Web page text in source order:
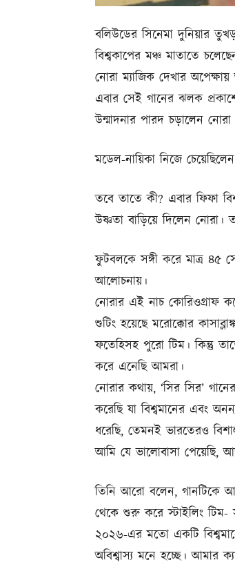
বলিউডের সিনেমা দুনিয়ার
বিশ্বকাপের মঞ্চ মাতাতে
নোরা ম্যাজিক দেখার অপেক্ষায়
এবার সেই গানের ঝলক
উন্মাদনার পারদ চড়ালেন নোরা
মডেল-নায়িকা নিজে
তবে তাতে কী? এবার ফিফা
উষ্ণতা বাড়িয়ে দিলেন
ফুটবলকে সঙ্গী করে মাত্র ৪৫
আলোচনায়।
নোরার এই নাচ কোরিওগ্রাফ
শুটিং হয়েছে মরোক্কোর
ফতেহিসহ পুরো টিম। কিন্তু
করে এনেছি আমরা।
নোরার কথায়, ‘সির সির’
করেছি যা বিশ্বমানের এবং
ধরেছি, তেমনই ভারতেরও
আমি যে ভালোবাসা পেয়েছি,
তিনি আরো বলেন, গানটিকে
থেকে শুরু করে স্টাইলিং টিম-
২০২৬-এর মতো একটি
অবিশ্বাস্য মনে হচ্ছে। আমার